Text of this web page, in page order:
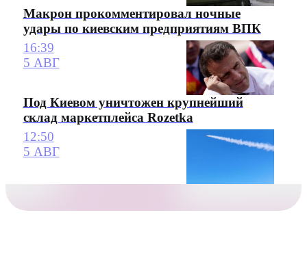
Макрон прокомментировал ночные
удары по киевским предприятиям ВПК
16:39
5 АВГ
Под Киевом уничтожен крупнейший
склад маркетплейса Rozetka
12:50
5 АВГ